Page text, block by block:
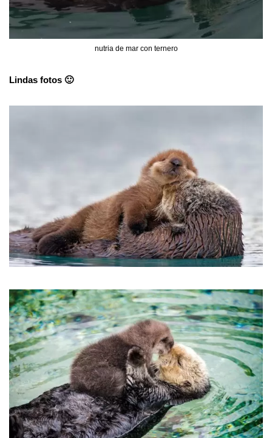
nutria de mar con ternero
Lindas fotos 🙂